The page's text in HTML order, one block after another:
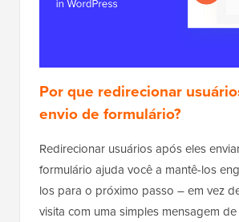
Por que redirecionar
envio de formulário?
Redirecionar usuários após eles
formulário ajuda você a mantê-los
los para o próximo passo – em vez
visita com uma simples mensagem